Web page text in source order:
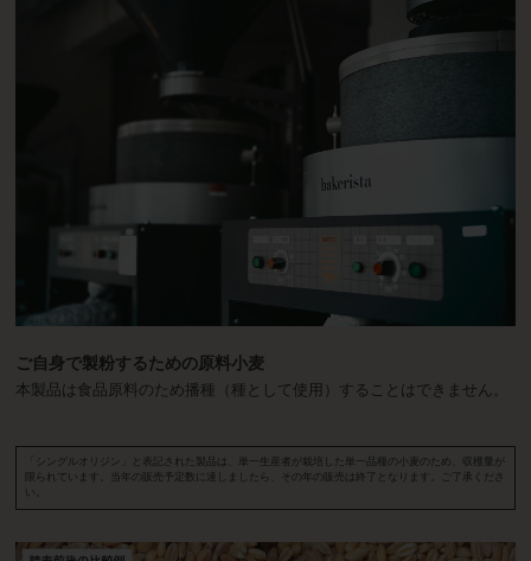
ご自身で製粉するための原料小麦
本製品は食品原料のため播種（種として使用）することはできません。
「シングルオリジン」と表記された製品は、単一生産者が栽培した単一品種の小麦のため、収穫量が
限られています。当年の販売予定数に達しましたら、その年の販売は終了となります。ご了承くださ
い。